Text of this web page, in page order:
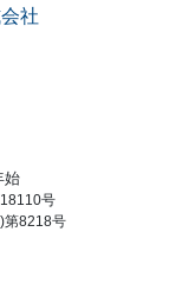
社
始
号
8218号